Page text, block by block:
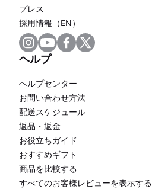
プレス
採用情報（EN）
ヘルプ
ヘルプセンター
お問い合わせ方法
配送スケジュール
返品・返金
お役立ちガイド
おすすめギフト
商品を比較する
すべてのお客様レビューを表示する